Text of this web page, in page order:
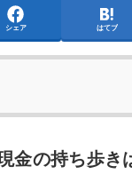
シェア はてブ
金の持ち歩き